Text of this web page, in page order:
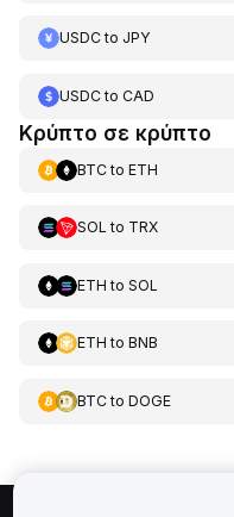
USDCto JPY
USDCto CAD
Κρύπτο σε κρύπτο
BTCto ETH
SOL to TRX
ETH to SOL
ETH to BNB
BTCto DOGE